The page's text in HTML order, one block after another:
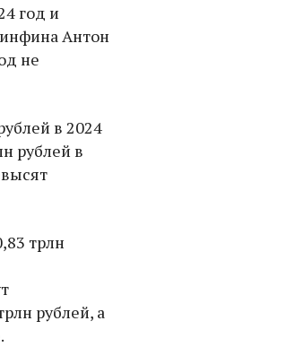
год и
Антон
не
в 2024
рублей в
трлн
рублей, а
СВО дроны и технику связи